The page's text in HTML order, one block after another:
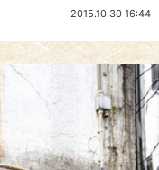
2015.10.30 16:44